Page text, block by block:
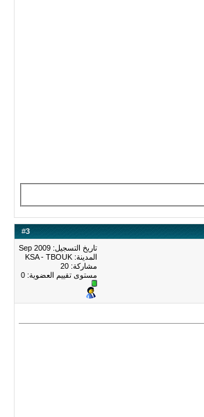
#3
تاريخ التسجيل: Sep 2009
المدينة: KSA - TBOUK
مشاركة: 20
مستوى تقييم العضوية: 0